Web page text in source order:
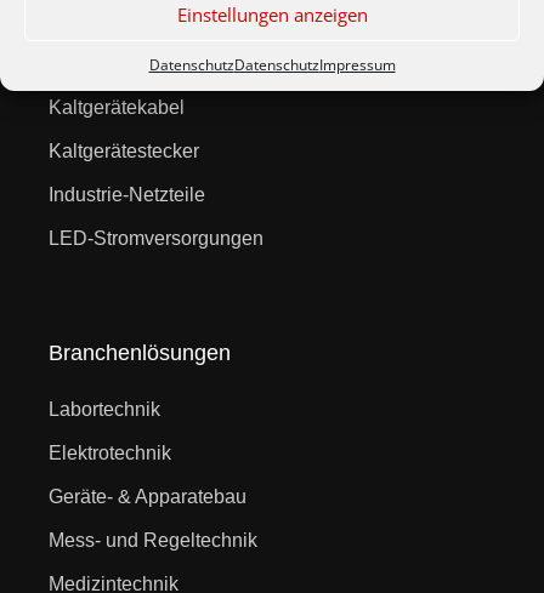
Einstellungen anzeigen
DatenschutzDatenschutzImpressum
Netzleitungen
Kaltgerätekabel
Kaltgerätestecker
Industrie-Netzteile
LED-Stromversorgungen
Branchenlösungen
Labortechnik
Elektrotechnik
Geräte- & Apparatebau
Mess- und Regeltechnik
Medizintechnik